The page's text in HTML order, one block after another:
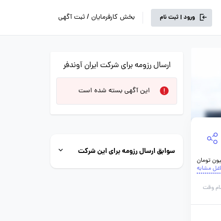
ورود | ثبت نام بخش کارفرمایان / ثبت آگهی
مشابه
وقت
ارسال رزومه برای شرکت ایران آوندفر
این آگهی بسته شده است
سوابق ارسال رزومه برای این شرکت